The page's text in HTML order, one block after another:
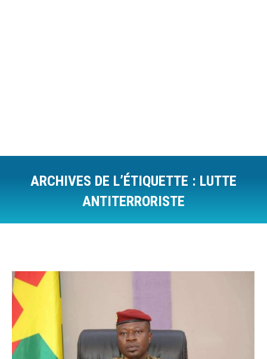
ARCHIVES DE L’ÉTIQUETTE : LUTTE
ANTITERRORISTE